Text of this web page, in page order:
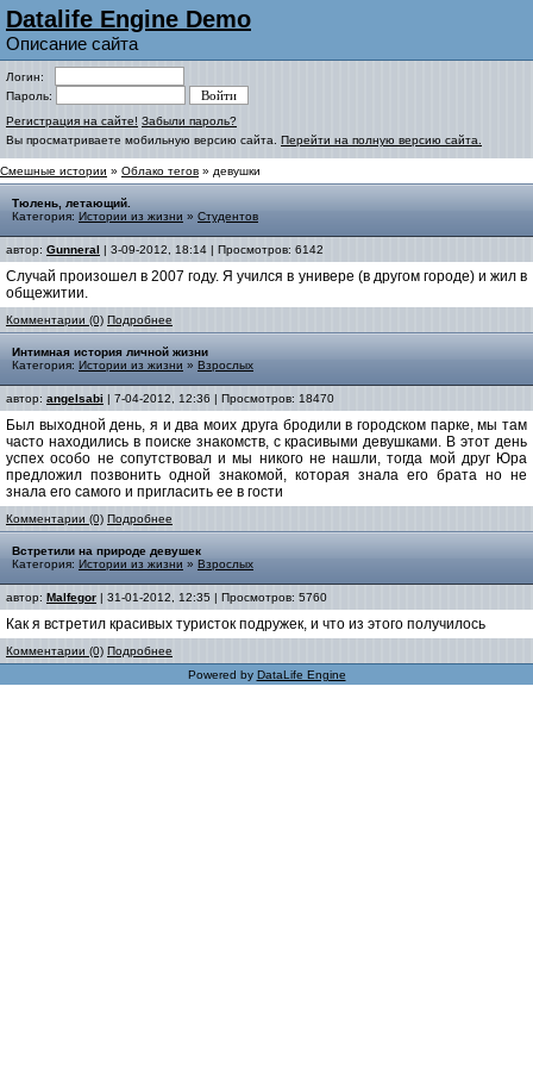
Datalife Engine Demo
Описание сайта
Логин:
Пароль:
Регистрация на сайте! Забыли пароль?
Вы просматриваете мобильную версию сайта. Перейти на полную версию сайта.
Смешные истории » Облако тегов » девушки
Тюлень, летающий.
Категория: Истории из жизни » Студентов
автор: Gunneral | 3-09-2012, 18:14 | Просмотров: 6142
Случай произошел в 2007 году. Я учился в универе (в другом городе) и жил в
общежитии.
Комментарии (0) Подробнее
Интимная история личной жизни
Категория: Истории из жизни » Взрослых
автор: angelsabi | 7-04-2012, 12:36 | Просмотров: 18470
Был выходной день, я и два моих друга бродили в городском парке, мы там
часто находились в поиске знакомств, с красивыми девушками. В этот день
успех особо не сопутствовал и мы никого не нашли, тогда мой друг Юра
предложил позвонить одной знакомой, которая знала его брата но не
знала его самого и пригласить ее в гости
Комментарии (0) Подробнее
Встретили на природе девушек
Категория: Истории из жизни » Взрослых
автор: Malfegor | 31-01-2012, 12:35 | Просмотров: 5760
Как я встретил красивых туристок подружек, и что из этого получилось
Комментарии (0) Подробнее
Powered by DataLife Engine